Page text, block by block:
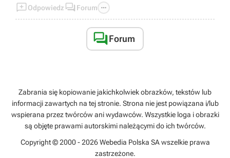
Odpowiedz  Forum 
Forum
Zabrania się kopiowanie jakichkolwiek obrazków, tekstów lub
informacji zawartych na tej stronie. Strona nie jest powiązana i/lub
wspierana przez twórców ani wydawców. Wszystkie loga i obrazki
są objęte prawami autorskimi należącymi do ich twórców.
Copyright © 2000 - 2026 Webedia Polska SA wszelkie prawa
zastrzeżone.